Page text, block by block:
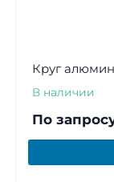
Круг
В наличии
По